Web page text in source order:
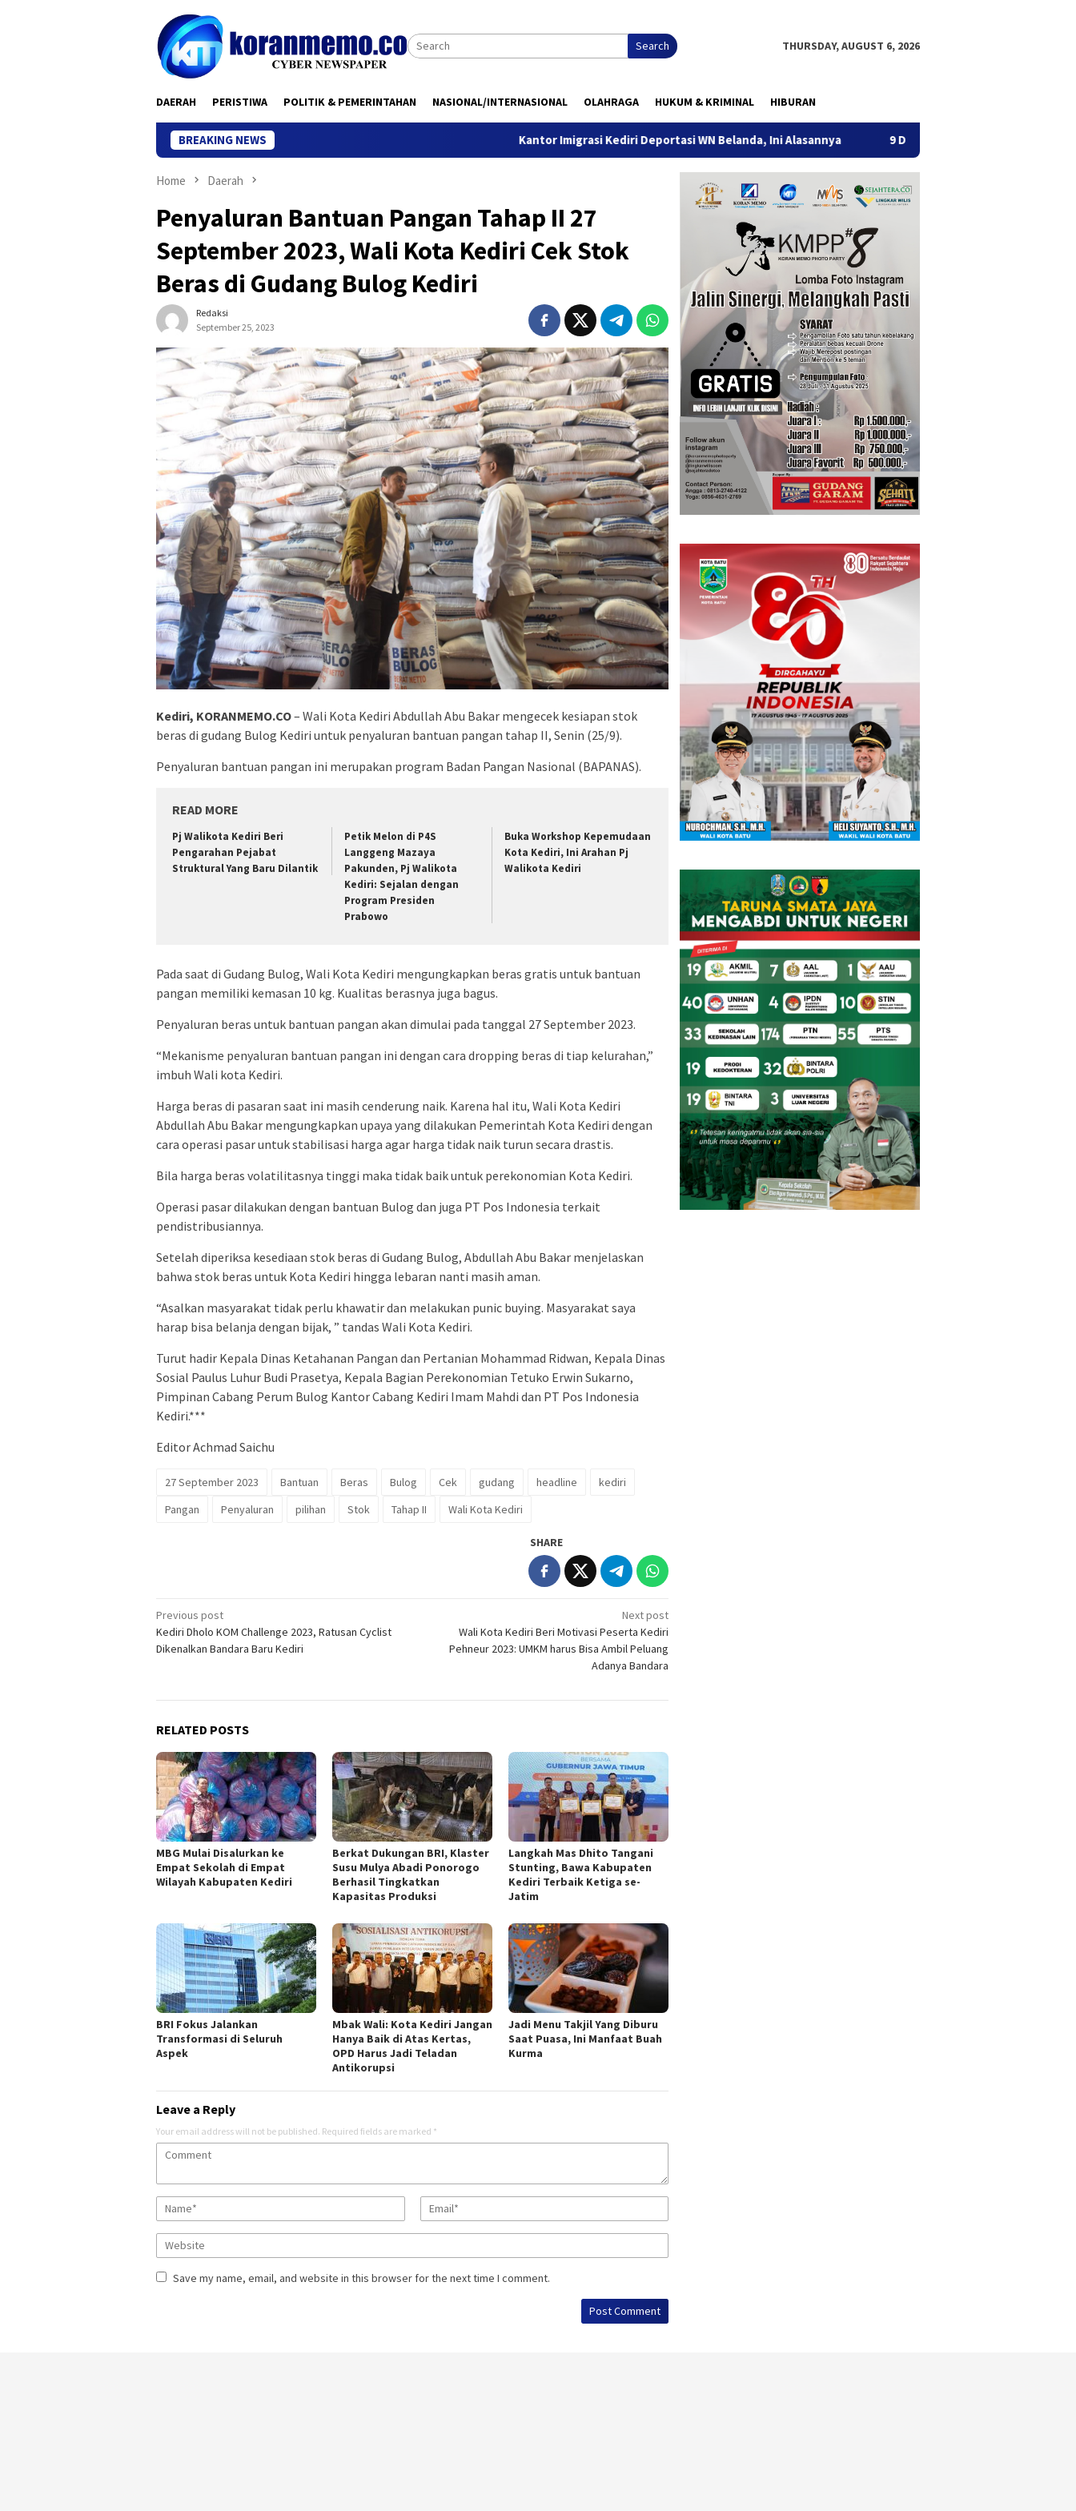
Search THURSDAY, AUGUST 6, 2026
DAERAH PERISTIWA POLITIK & PEMERINTAHAN NASIONAL/INTERNASIONAL OLAHRAGA HUKUM & KRIMINAL HIBURAN
BREAKING NEWS Kantor Imigrasi Kediri Deportasi WN Belanda, Ini Alasannya 9 Desa di 6 Kecamatan Tulungagung Alami
Home Daerah
Penyaluran Bantuan Pangan Tahap II 27
September 2023, Wali Kota Kediri Cek Stok
Beras di Gudang Bulog Kediri
Redaksi
September 25, 2023
Kediri, KORANMEMO.CO– Wali Kota Kediri Abdullah Abu Bakar mengecek kesiapan stok
beras di gudang Bulog Kediri untuk penyaluran bantuan pangan tahap II, Senin (25/9).
Penyaluran bantuan pangan ini merupakan program Badan Pangan Nasional (BAPANAS).
READ MORE
Pj Walikota Kediri Beri
Pengarahan Pejabat
Struktural Yang Baru Dilantik
Petik Melon di P4S
Langgeng Mazaya
Pakunden, Pj Walikota
Kediri: Sejalan dengan
Program Presiden
Prabowo
Buka Workshop Kepemudaan
Kota Kediri, Ini Arahan Pj
Walikota Kediri
Pada saat di Gudang Bulog, Wali Kota Kediri mengungkapkan beras gratis untuk bantuan
pangan memiliki kemasan 10 kg. Kualitas berasnya juga bagus.
Penyaluran beras untuk bantuan pangan akan dimulai pada tanggal 27 September 2023.
“Mekanisme penyaluran bantuan pangan ini dengan cara dropping beras di tiap kelurahan,”
imbuh Wali kota Kediri.
Harga beras di pasaran saat ini masih cenderung naik. Karena hal itu, Wali Kota Kediri
Abdullah Abu Bakar mengungkapkan upaya yang dilakukan Pemerintah Kota Kediri dengan
cara operasi pasar untuk stabilisasi harga agar harga tidak naik turun secara drastis.
Bila harga beras volatilitasnya tinggi maka tidak baik untuk perekonomian Kota Kediri.
Operasi pasar dilakukan dengan bantuan Bulog dan juga PT Pos Indonesia terkait
pendistribusiannya.
Setelah diperiksa kesediaan stok beras di Gudang Bulog, Abdullah Abu Bakar menjelaskan
bahwa stok beras untuk Kota Kediri hingga lebaran nanti masih aman.
“Asalkan masyarakat tidak perlu khawatir dan melakukan punic buying. Masyarakat saya
harap bisa belanja dengan bijak, ” tandas Wali Kota Kediri.
Turut hadir Kepala Dinas Ketahanan Pangan dan Pertanian Mohammad Ridwan, Kepala Dinas
Sosial Paulus Luhur Budi Prasetya, Kepala Bagian Perekonomian Tetuko Erwin Sukarno,
Pimpinan Cabang Perum Bulog Kantor Cabang Kediri Imam Mahdi dan PT Pos Indonesia
Kediri.***
Editor Achmad Saichu
27 September 2023 Bantuan Beras Bulog Cek gudang headline
kediri
Pangan
Penyaluran pilihan Stok Tahap II Wali Kota Kediri
SHARE
Post
navigation
Previous post
Kediri Dholo KOM Challenge 2023, Ratusan Cyclist
Dikenalkan Bandara Baru Kediri
Next post
Wali Kota Kediri Beri Motivasi Peserta Kediri
Pehneur 2023: UMKM harus Bisa Ambil Peluang
Adanya Bandara
RELATED POSTS
MBG Mulai Disalurkan ke
Empat Sekolah di Empat
Wilayah Kabupaten Kediri
Berkat Dukungan BRI, Klaster
Susu Mulya Abadi Ponorogo
Berhasil Tingkatkan
Kapasitas Produksi
Langkah Mas Dhito Tangani
Stunting, Bawa Kabupaten
Kediri Terbaik Ketiga se-
Jatim
BRI Fokus Jalankan
Transformasi di Seluruh
Aspek
Mbak Wali: Kota Kediri Jangan
Hanya Baik di Atas Kertas,
OPD Harus Jadi Teladan
Antikorupsi
Jadi Menu Takjil Yang Diburu
Saat Puasa, Ini Manfaat Buah
Kurma
Leave a Reply
Your email address will not be published. Required fields are marked *
Save my name, email, and website in this browser for the next time I comment.